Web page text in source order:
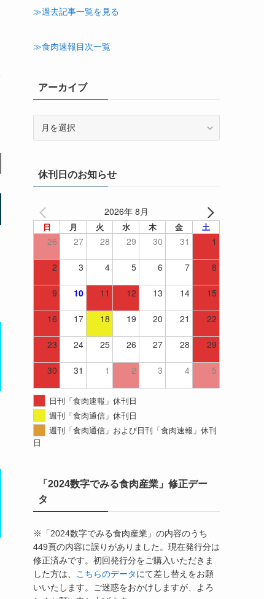
ゴ
ー
≫過去記事一覧を見る
≫食肉速報目次一覧
アーカイブ
ブ休刊日のお知らせ
2026年 8月
日 月 火 水 木 金 土
26 27 28 29 30 31 1
2 3 4 5 6 7 8
9 10 11 12 13 14 15
16 17 18 19 20 21 22
23 24 25 26 27 28 29
30 31 1 2 3 4 5
日刊「食肉速報」休刊日
週刊「食肉通信」休刊日
週刊「食肉通信」および日刊「食肉速報」休刊
日
「2024数字でみる食肉産業」修正デー
タ
※「2024数字でみる食肉産業」の内容のうち
449頁の内容に誤りがありました。現在発行分は
修正済みです。初回発行分をご購入いただきま
した方は、
こちらのデータにて差し替えをお願
いいたします。ご迷惑をおかけしますが、よろ